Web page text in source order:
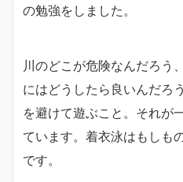
の勉強をしました。
川のどこが危険なんだろう
にはどうしたら良いんだろ
を避けて遊ぶこと。それが
ています。着衣泳はもしも
です。